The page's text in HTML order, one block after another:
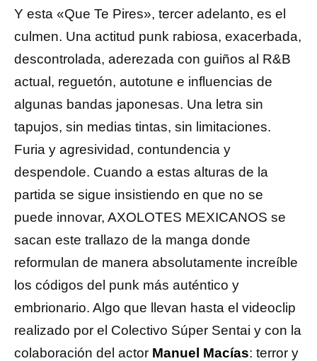
Y esta «Que Te Pires», tercer adelanto, es el
culmen. Una actitud punk rabiosa, exacerbada,
descontrolada, aderezada con guiños al R&B
actual, reguetón, autotune e influencias de
algunas bandas japonesas. Una letra sin
tapujos, sin medias tintas, sin limitaciones.
Furia y agresividad, contundencia y
despendole. Cuando a estas alturas de la
partida se sigue insistiendo en que no se
puede innovar, AXOLOTES MEXICANOS se
sacan este trallazo de la manga donde
reformulan de manera absolutamente increíble
los códigos del punk más auténtico y
embrionario. Algo que llevan hasta el videoclip
realizado por el Colectivo Súper Sentai y con la
colaboración del actor Manuel Macías: terror y